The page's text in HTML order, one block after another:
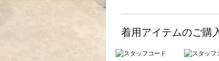
着用アイテムのご購